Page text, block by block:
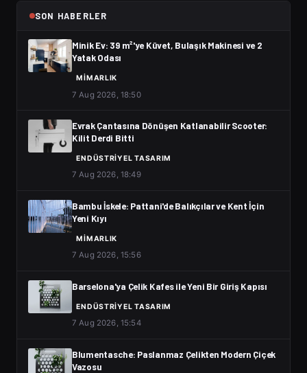
SON HABERLER
Minik Ev: 39 m²'ye Küvet, Bulaşık Makinesi ve 2
Yatak Odası
MIMARLIK
7 Aug 2026, 18:50
Evrak Çantasına Dönüşen Katlanabilir Scooter:
Kilit Derdi Bitti
ENDÜSTRIYEL TASARIM
7 Aug 2026, 18:49
Bambu İskele: Pattani'de Balıkçılar ve Kent İçin
Yeni Kıyı
MIMARLIK
7 Aug 2026, 15:56
Barselona'ya Çelik Kafes ile Yeni Bir Giriş Kapısı
ENDÜSTRIYEL TASARIM
7 Aug 2026, 15:54
Blumentasche: Paslanmaz Çelikten Modern Çiçek
Vazosu